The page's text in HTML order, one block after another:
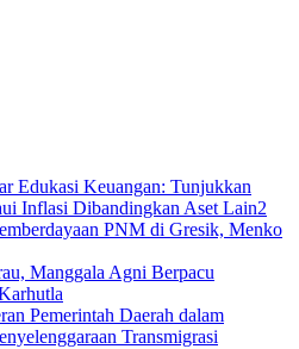
Edukasi Keuangan: Tunjukkan
Inflasi Dibandingkan Aset Lain2
PNM di Gresik, Menko
Manggala Agni Berpacu
Pemerintah Daerah dalam
Transmigrasi